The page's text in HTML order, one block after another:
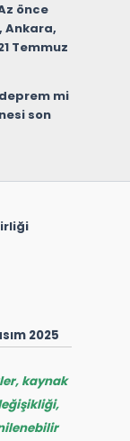
önce
Ankara,
Temmuz
deprem mi
son
2025
kaynak